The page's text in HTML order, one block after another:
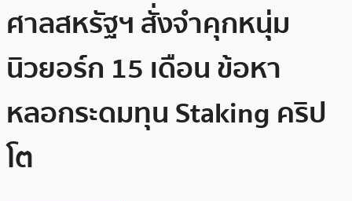
ศาลสหรัฐฯ สั่งจำคุกหนุ่ม
นิวยอร์ก 15 เดือน ข้อหา
หลอกระดมทุน Staking คริป
โต